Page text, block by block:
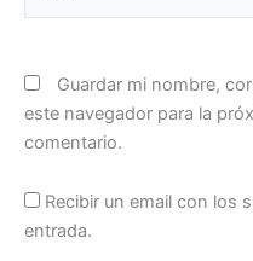
Guardar mi nombre,
este navegador para la
comentario.
Recibir un email con los
entrada.